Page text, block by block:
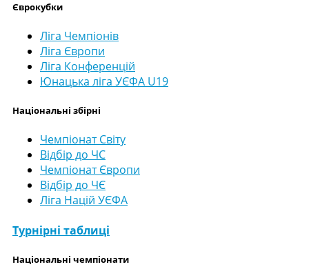
Єврокубки
Ліга Чемпіонів
Ліга Європи
Ліга Конференцій
Юнацька ліга УЄФА U19
Національні збірні
Чемпіонат Світу
Відбір до ЧС
Чемпіонат Європи
Відбір до ЧЄ
Ліга Націй УЄФА
Турнірні таблиці
Національні чемпіонати